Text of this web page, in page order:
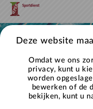
Naar hoofdinhoud
Google
Tag
<script>
(function(w,d,s,l,i)
{w[l]=w[l]||
[];w[l].push({'gtm.start':
new
[0],
'https://
NS4PM2N');
</script>
End
Google
Manager
Deze website
Omdat we ons
privacy, kunt u
worden
bewerken of de
bekijken, kunt u